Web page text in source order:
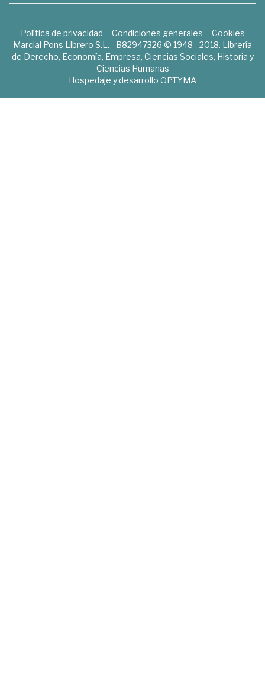
Política de privacidad Condiciones generales
Cookies
Marcial Pons Librero S.L. - B82947326 © 1948 - 2018. Librería
de Derecho, Economía, Empresa, Ciencias Sociales, Historia y
Ciencias Humanas
Hospedaje y desarrollo OPTYMA